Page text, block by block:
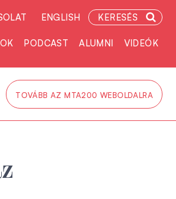
ENGLISH KERESÉS
PODCAST ALUMNI VIDEÓK
TOVÁBB AZ MTA200 WEBOLDALRA